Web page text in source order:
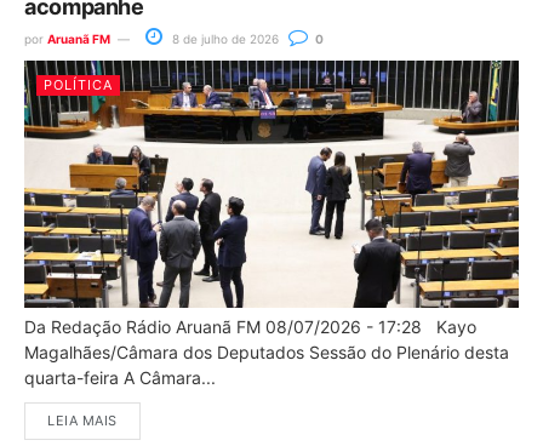
acompanhe
por Aruanã FM 8 de julho de 2026 0
POLÍTICA
Da Redação Rádio Aruanã FM 08/07/2026 - 17:28 Kayo
Magalhães/Câmara dos Deputados Sessão do Plenário desta
quarta-feira A Câmara...
LEIA MAIS